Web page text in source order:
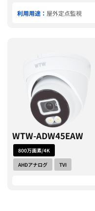
利用用途： 屋外定点監視
WTW-ADW45EAW
800万画素/4K
AHDアナログ
TVI